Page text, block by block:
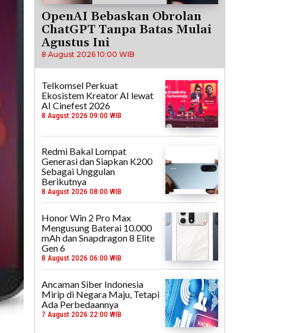
OpenAI Bebaskan Obrolan
ChatGPT Tanpa Batas Mulai
Agustus Ini
8 August 2026 10:00 WIB
Telkomsel Perkuat
Ekosistem Kreator AI lewat
AI Cinefest 2026
8 August 2026 09:00 WIB
Redmi Bakal Lompat
Generasi dan Siapkan K200
Sebagai Unggulan
Berikutnya
8 August 2026 08:00 WIB
Honor Win 2 Pro Max
Mengusung Baterai 10.000
mAh dan Snapdragon 8 Elite
Gen 6
8 August 2026 06:00 WIB
Ancaman Siber Indonesia
Mirip di Negara Maju, Tetapi
Ada Perbedaannya
7 August 2026 22:00 WIB